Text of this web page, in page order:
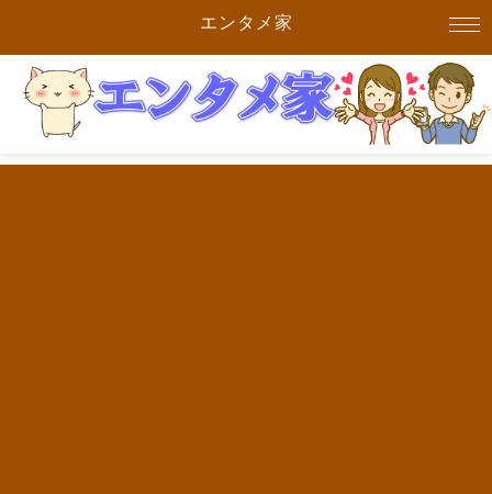
エンタメ家